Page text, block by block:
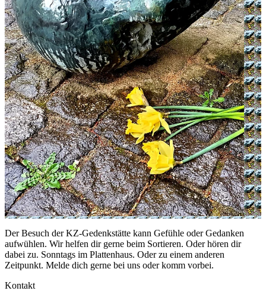
Der Besuch der KZ-Gedenkstätte kann Gefühle oder Gedanken
aufwühlen. Wir helfen dir gerne beim Sortieren. Oder hören dir
dabei zu. Sonntags im Plattenhaus. Oder zu einem anderen
Zeitpunkt. Melde dich gerne bei uns oder komm vorbei.
Kontakt